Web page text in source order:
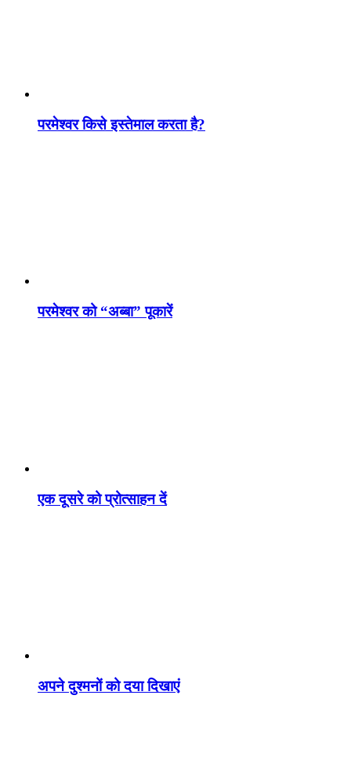
परमेश्वर किसे इस्तेमाल करता है?
परमेश्वर को “अब्बा” पूकारें
एक दूसरे को प्रोत्साहन दें
अपने दुश्मनों को दया दिखाएं